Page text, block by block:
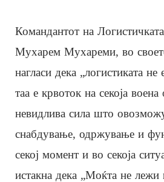
Командантот на
Мухарем Мухареми, во
нагласи дека „логистиката
таа е крвоток на секоја воена
невидлива сила што
снабдување, одржување и
секој момент и во секоја
истакна дека „Моќта не лежи